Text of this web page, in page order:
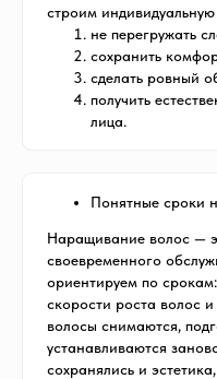
строим
не перегружать
сохранить
сделать ровный
получить
лица.
Понятные сроки
Наращивание волос —
своевременного
ориентируем по
скорости роста волос
волосы снимаются,
устанавливаются
сохранялись и